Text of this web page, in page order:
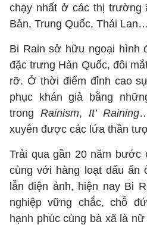
chạy nhất ở các thị trường
Bản, Trung Quốc, Thái Lan…
Bi Rain sở hữu ngoại hình
đặc trưng Hàn Quốc, đôi
rỡ. Ở thời điểm đỉnh cao
phục khán giả bằng
trong Rainism, It’ Raining
xuyên được các lứa thần
Trải qua gần 20 năm bước
cùng với hàng loạt dấu ấn
lẫn điện ảnh, hiện nay Bi
nghiệp vững chắc, chỗ
hạnh phúc cùng bà xã là